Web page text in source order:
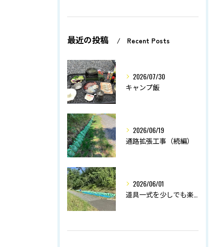
最近の投稿 Recent Posts
2026/07/30
キャンプ飯
2026/06/19
通路拡張工事（続編）
2026/06/01